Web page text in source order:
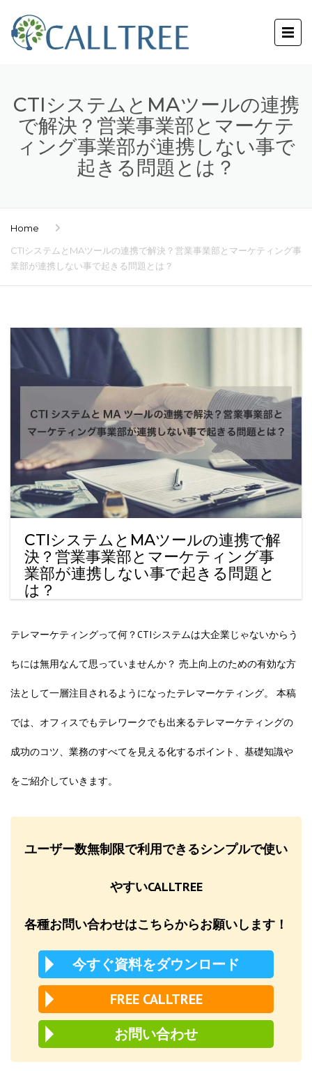
CTIシステムとMAツールの連携
で解決？営業事業部とマーケテ
ィング事業部が連携しない事で
起きる問題とは？
Home
CTIシステムとMAツールの連携で解決？営業事業部とマーケティング事
業部が連携しない事で起きる問題とは？
CTIシステムとMAツールの連携で解
決？営業事業部とマーケティング事
業部が連携しない事で起きる問題と
は？
テレマーケティングって何？CTIシステムは大企業じゃないからう
ちには無用なんて思っていませんか？ 売上向上のための有効な方
法として一層注目されるようになったテレマーケティング。 本稿
では、オフィスでもテレワークでも出来るテレマーケティングの
成功のコツ、業務のすべてを見える化するポイント、基礎知識や
をご紹介していきます。
ユーザー数無制限で利用できるシンプルで使い
やすいCALLTREE
各種お問い合わせはこちらからお願いします！
今すぐ資料をダウンロード
FREE CALLTREE
お問い合わせ